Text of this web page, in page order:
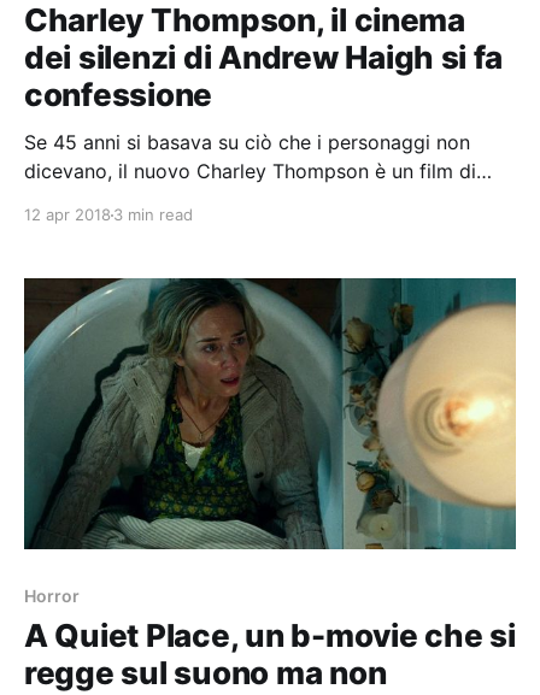
Charley Thompson, il cinema
dei silenzi di Andrew Haigh si fa
confessione
Se 45 anni si basava su ciò che i personaggi non
dicevano, il nuovo Charley Thompson è un film di
12 apr 2018 3 min read
Horror
A Quiet Place, un b-movie che si
regge sul suono ma non